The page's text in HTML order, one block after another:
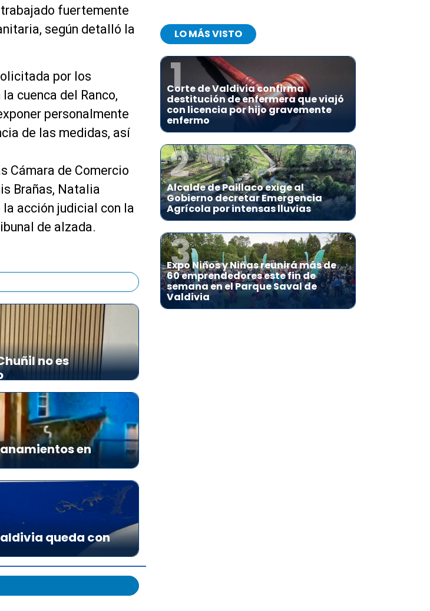
fuertemente
según detalló la
por los
cuenca del Ranco,
personalmente
de las medidas, así
Cámara de Comercio
Brañas, Natalia
acción judicial con la
de alzada.
no es
en
queda con
LO MÁS VISTO
1
Corte de Valdivia confirma
destitución de enfermera que viajó
con licencia por hijo gravemente
enfermo
2
Alcalde de Paillaco exige al
Gobierno decretar Emergencia
Agrícola por intensas lluvias
3
Expo Niños y Niñas reunirá más de
60 emprendedores este fin de
semana en el Parque Saval de
Valdivia